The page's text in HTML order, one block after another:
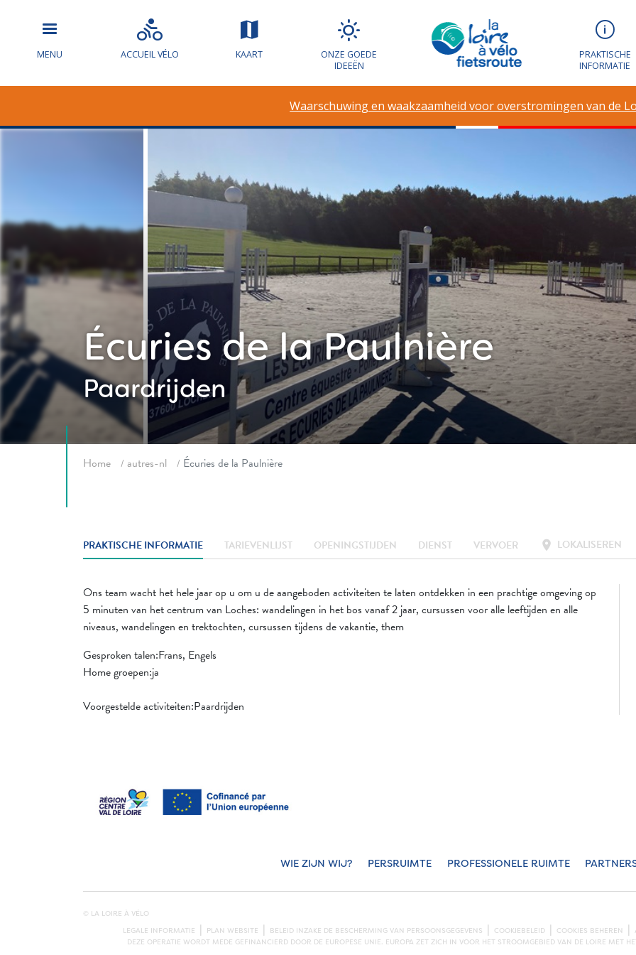
MENU ACCUEIL VÉLO KAART
ONZE GOEDE
IDEEËN
PRAKTISCHE
INFORMATIE
Waarschuwing en waakzaamheid voor overstromingen van de
Écuries de la Paulnière
Paardrijden
Home autres-nl Écuries de la Paulnière
PRAKTISCHE INFORMATIE TARIEVENLIJST OPENINGSTIJDEN DIENST VERVOER location_on LOKALISEREN
Ons team wacht het hele jaar op u om u de aangeboden activiteiten te laten ontdekken in een prachtige omgeving op
5 minuten van het centrum van Loches: wandelingen in het bos vanaf 2 jaar, cursussen voor alle leeftijden en alle
niveaus, wandelingen en trektochten, cursussen tijdens de vakantie, them
Gesproken talen:Frans, Engels
Home groepen:ja
Voorgestelde activiteiten:Paardrijden
WIE ZIJN WIJ? PERSRUIMTE PROFESSIONELE RUIMTE
© LA LOIRE À VÉLO
LEGALE INFORMATIE
PLAN WEBSITE BELEID INZAKE DE BESCHERMING VAN PERSOONSGEGEVENS COOKIEBELEID COOKIES BEHEREN
DEZE OPERATIE WORDT MEDE GEFINANCIERD DOOR DE EUROPESE UNIE. EUROPA ZET ZICH IN VOOR HET STROOMGEBIED VAN DE LOIRE MET